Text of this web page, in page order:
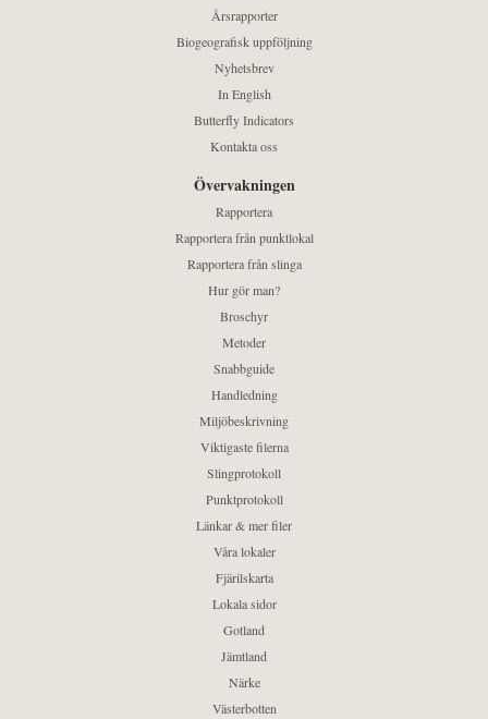
Årsrapporter
Biogeografisk uppföljning
Nyhetsbrev
In English
Butterfly Indicators
Kontakta oss
Övervakningen
Rapportera
Rapportera från punktlokal
Rapportera från slinga
Hur gör man?
Broschyr
Metoder
Snabbguide
Handledning
Miljöbeskrivning
Viktigaste filerna
Slingprotokoll
Punktprotokoll
Länkar & mer filer
Våra lokaler
Fjärilskarta
Lokala sidor
Gotland
Jämtland
Närke
Västerbotten